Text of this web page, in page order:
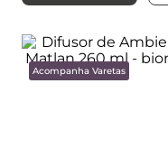
Acompanha Varetas